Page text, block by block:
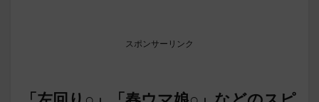
スポンサーリンク